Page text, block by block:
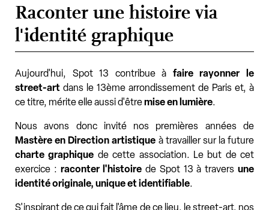
Raconter une histoire via
l'identité graphique
Aujourd'hui, Spot 13 contribue à faire rayonner le
street-art dans le 13ème arrondissement de Paris et, à
ce titre, mérite elle aussi d'êtremise en lumière.
Nous avons donc invité nos premières années de
Mastère en Direction artistique à travailler sur la future
charte graphique de cette association. Le but de cet
exercice : raconter l'histoire de Spot 13 à traversune
identité originale, unique et identifiable.
S'inspirant de ce qui fait l'âme de ce lieu, le street-art, nos